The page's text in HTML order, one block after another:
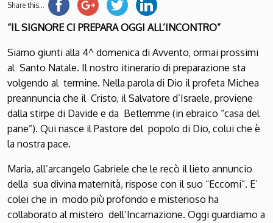
Share this...
“IL SIGNORE CI PREPARA OGGI ALL’INCONTRO”
Siamo giunti alla 4^ domenica di Avvento, ormai prossimi
al Santo Natale. Il nostro itinerario di preparazione sta
volgendo al termine. Nella parola di Dio il profeta Michea
preannuncia che il Cristo, il Salvatore d’Israele, proviene
dalla stirpe di Davide e da Betlemme (in ebraico “casa del
pane”). Qui nasce il Pastore del popolo di Dio, colui che è
la nostra pace.
Maria, all’arcangelo Gabriele che le recò il lieto annuncio
della sua divina maternità, rispose con il suo “Eccomi”. E’
colei che in modo più profondo e misterioso ha
collaborato al mistero dell’Incarnazione. Oggi guardiamo a